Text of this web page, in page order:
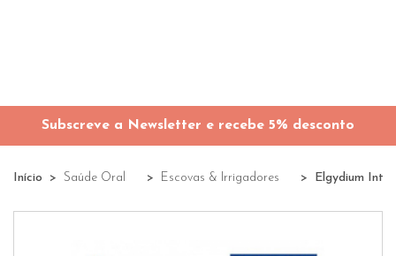
Subscreve a Newsletter e recebe 5% desconto
Início Saúde Oral Escovas & Irrigadores Elgydium